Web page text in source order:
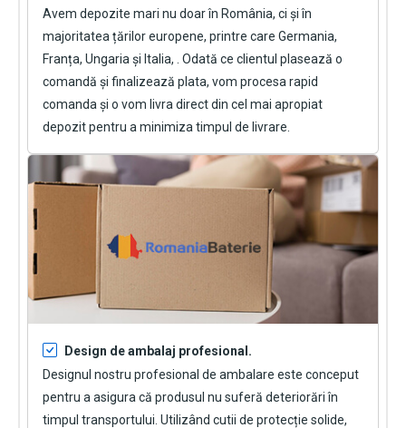
Avem depozite mari nu doar în România, ci și în
majoritatea țărilor europene, printre care Germania,
Franța, Ungaria și Italia, . Odată ce clientul plasează o
comandă și finalizează plata, vom procesa rapid
comanda și o vom livra direct din cel mai apropiat
depozit pentru a minimiza timpul de livrare.
Design de ambalaj profesional.
Designul nostru profesional de ambalare este conceput
pentru a asigura că produsul nu suferă deteriorări în
timpul transportului. Utilizând cutii de protecție solide,